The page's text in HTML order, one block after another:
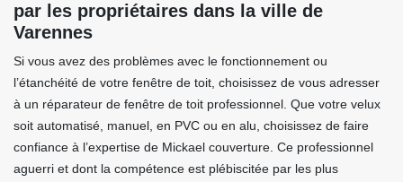
par les propriétaires dans la ville de
Varennes
Si vous avez des problèmes avec le fonctionnement ou
l’étanchéité de votre fenêtre de toit, choisissez de vous adresser
à un réparateur de fenêtre de toit professionnel. Que votre velux
soit automatisé, manuel, en PVC ou en alu, choisissez de faire
confiance à l’expertise de Mickael couverture. Ce professionnel
aguerri et dont la compétence est plébiscitée par les plus